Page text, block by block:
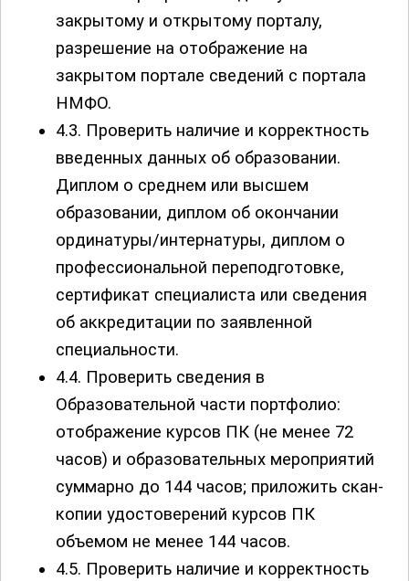
закрытому и открытому порталу,
разрешение на отображение на
закрытом портале сведений с портала
НМФО.
4.3. Проверить наличие и корректность
введенных данных об образовании.
Диплом о среднем или высшем
образовании, диплом об окончании
ординатуры/интернатуры, диплом о
профессиональной переподготовке,
сертификат специалиста или сведения
об аккредитации по заявленной
специальности.
4.4. Проверить сведения в
Образовательной части портфолио:
отображение курсов ПК (не менее 72
часов) и образовательных мероприятий
суммарно до 144 часов; приложить скан-
копии удостоверений курсов ПК
объемом не менее 144 часов.
4.5. Проверить наличие и корректность